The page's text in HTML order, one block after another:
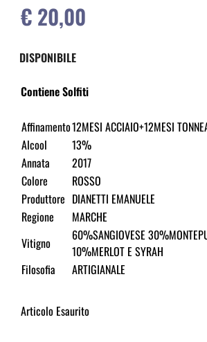
€ 20,00
DISPONIBILE
Contiene Solfiti
Affinamento12MESI ACCIAIO+12MESI
Alcool
13%
Annata
2017
Colore
ROSSO
Produttore DIANETTI EMANUELE
Regione
MARCHE
Vitigno
60%SANGIOVESE
10%MERLOT E SYRAH
Filosofia
ARTIGIANALE
Articolo Esaurito